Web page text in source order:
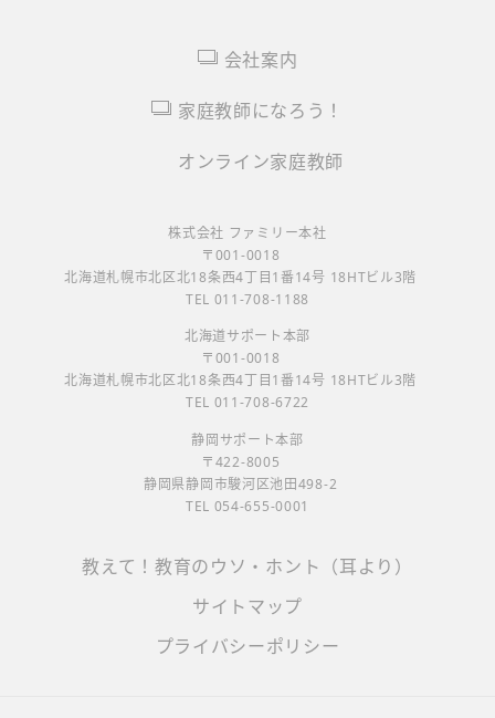
オンライン家庭教師
家庭教師になろう！
会社案内
株式会社 ファミリー本社
〒001-0018
北海道札幌市北区北18条西4丁目1番14号 18HTビル3階
TEL 011-708-1188
北海道サポート本部
〒001-0018
北海道札幌市北区北18条西4丁目1番14号 18HTビル3階
TEL 011-708-6722
静岡サポート本部
〒422-8005
静岡県静岡市駿河区池田498-2
TEL 054-655-0001
プライバシーポリシー
サイトマップ
教えて！教育のウソ・ホント（耳より）